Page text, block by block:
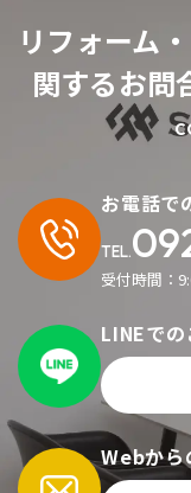
リフォーム
関するお問
お電話で
TEL.
受付時間：
LINEで
Webから